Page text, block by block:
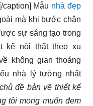
Mẫu nhà đẹp
mà khi bước chân
sự sáng tạo trong
kế nội thất theo xu
không gian thoáng
nhà lý tưởng nhất
đề bản vẽ thiết kế
tôi mong muốn đem